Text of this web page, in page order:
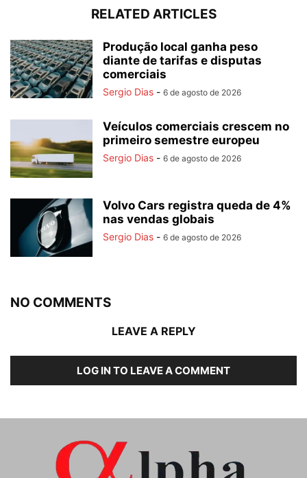
RELATED ARTICLES
Produção local ganha peso
diante de tarifas e disputas
comerciais
Sergio Dias - 6 de agosto de 2026
Veículos comerciais crescem no
primeiro semestre europeu
Sergio Dias - 6 de agosto de 2026
Volvo Cars registra queda de 4%
nas vendas globais
Sergio Dias - 6 de agosto de 2026
NO COMMENTS
LEAVE A REPLY
LOG IN TO LEAVE A COMMENT